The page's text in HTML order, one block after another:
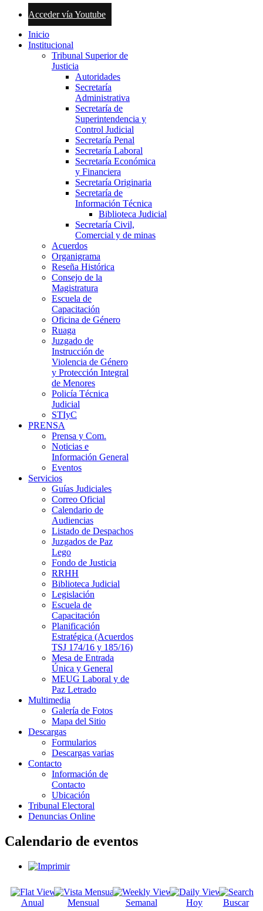
Acceder vía Youtube
Inicio
Institucional
Tribunal Superior de
Justicia
Autoridades
Secretaría
Administrativa
Secretaría de
Superintendencia y
Control Judicial
Secretaría Penal
Secretaría Laboral
Secretaría Económica
y Financiera
Secretaría Originaria
Secretaría de
Información Técnica
Biblioteca Judicial
Secretaría Civil,
Comercial y de minas
Acuerdos
Organigrama
Reseña Histórica
Consejo de la
Magistratura
Escuela de
Capacitación
Oficina de Género
Ruaga
Juzgado de
Instrucción de
Violencia de Género
y Protección Integral
de Menores
Policía Técnica
Judicial
STIyC
PRENSA
Prensa y Com.
Noticias e
Información General
Eventos
Servicios
Guías Judiciales
Correo Oficial
Calendario de
Audiencias
Listado de Despachos
Juzgados de Paz
Lego
Fondo de Justicia
RRHH
Biblioteca Judicial
Legislación
Escuela de
Capacitación
Planificación
Estratégica (Acuerdos
TSJ 174/16 y 185/16)
Mesa de Entrada
Única y General
MEUG Laboral y de
Paz Letrado
Multimedia
Galería de Fotos
Mapa del Sitio
Descargas
Formularios
Descargas varias
Contacto
Información de
Contacto
Ubicación
Tribunal Electoral
Denuncias Online
Calendario de eventos
Anual Mensual Semanal Hoy Buscar